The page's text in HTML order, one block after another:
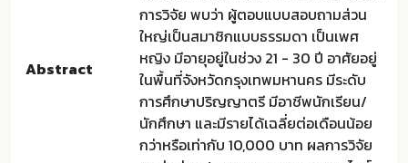
Abstract
การวิจัย พบว่า ผู้ตอบแบบสอบถามส่วน
ใหญ่เป็นสมาชิกแบบธรรมดา เป็นเพศ
หญิง มีอายุอยู่ในช่วง 21 - 30 ปี อาศัยอยู่
ในพื้นที่จังหวัดกรุงเทพมหานคร มีระดับ
การศึกษาปริญญาตรี มีอาชีพนักเรียน/
นักศึกษา และมีรายได้เฉลี่ยต่อเดือนน้อย
กว่าหรือเท่ากับ 10,000 บาท ผลการวิจัย